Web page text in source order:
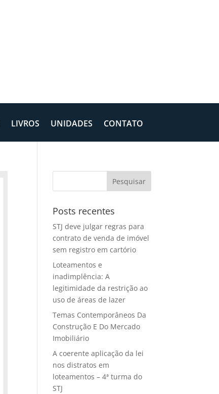
LIVROS UNIDADES CONTATO
Posts recentes
STJ deve julgar regras para
contrato de venda de imóvel
sem registro em cartório
Loteamentos e
inadimplência: A
legitimidade da restrição ao
uso de áreas de lazer
Temas Contemporâneos Da
Construção E Do Mercado
Imobiliário
A coerente aplicação da lei
nos distratos em
loteamentos – 4ª turma do
STJ